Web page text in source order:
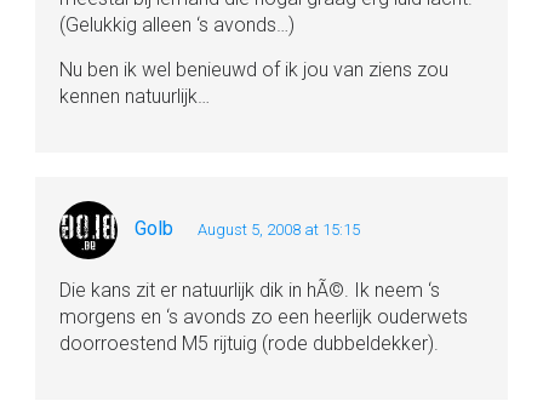
(Gelukkig alleen ‘s avonds…)
Nu ben ik wel benieuwd of ik jou van ziens zou
kennen natuurlijk…
Golb August 5, 2008 at 15:15
Die kans zit er natuurlijk dik in hÃ©. Ik neem ‘s
morgens en ‘s avonds zo een heerlijk ouderwets
doorroestend M5 rijtuig (rode dubbeldekker).